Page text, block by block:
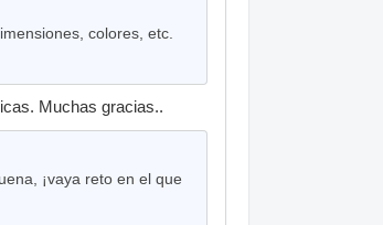
colores, etc.
Muchas gracias..
¡vaya reto en el que